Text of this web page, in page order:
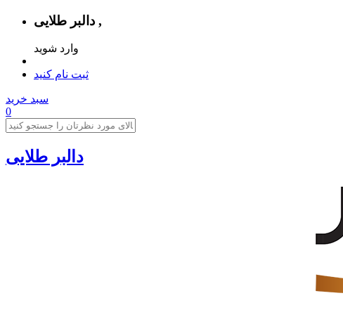
دالبر طلایی ,
وارد شوید
ثبت نام کنید
سبد خرید
0
دالبر طلایی